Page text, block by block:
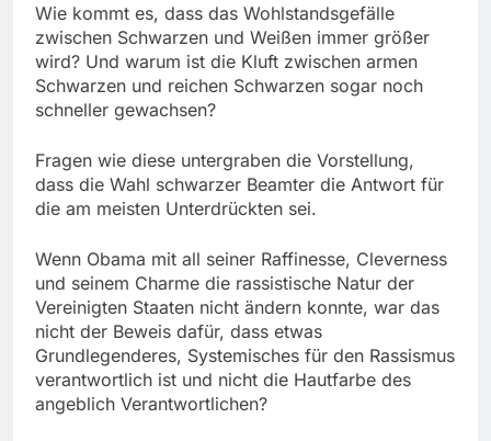
Wie kommt es, dass das Wohlstandsgefälle
zwischen Schwarzen und Weißen immer größer
wird? Und warum ist die Kluft zwischen armen
Schwarzen und reichen Schwarzen sogar noch
schneller gewachsen?
Fragen wie diese untergraben die Vorstellung,
dass die Wahl schwarzer Beamter die Antwort für
die am meisten Unterdrückten sei.
Wenn Obama mit all seiner Raffinesse, Cleverness
und seinem Charme die rassistische Natur der
Vereinigten Staaten nicht ändern konnte, war das
nicht der Beweis dafür, dass etwas
Grundlegenderes, Systemisches für den Rassismus
verantwortlich ist und nicht die Hautfarbe des
angeblich Verantwortlichen?